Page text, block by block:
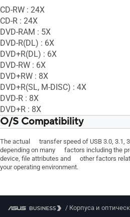
CD-RW : 24X
CD-R : 24X
DVD-RAM : 5X
DVD-R(DL) : 6X
DVD+R(DL) : 6X
DVD-RW : 6X
DVD+RW : 8X
DVD+R(SL, M-DISC) : 4X
DVD-R : 8X
DVD+R : 8X
O/S Compatibility
Windows® 8 / 8.1
Windows® 10
Windows® 11
The actual transfer speed of USB 3.0, 3.1,
depending on many factors including the
device, file attributes and other factors
your operating environment.
/ Корпуса и